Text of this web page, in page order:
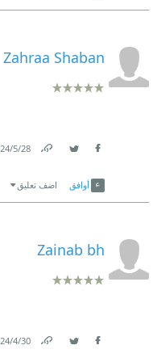
Zahraa Shaban
28‏/5‏/2024
أوافق اضف تعليق
Zainab bh
30‏/4‏/2024